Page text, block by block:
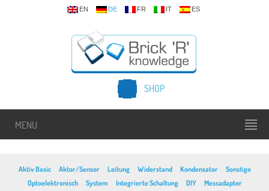
EN DE FR IT ES
SHOP
MENU
Aktiv Basic Aktor/Sensor Leitung Widerstand Kondensator
Sonstige
Optoelektronisch
System Integrierte Schaltung DIY
Messadapter